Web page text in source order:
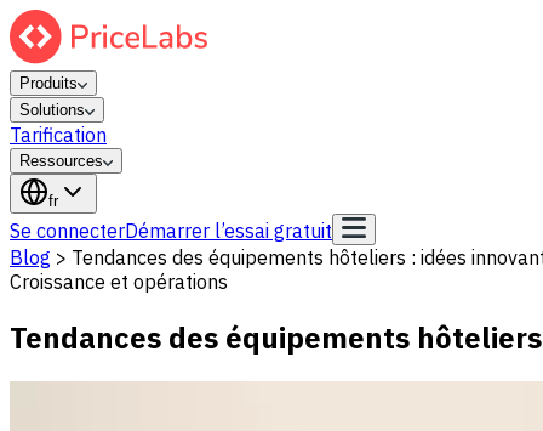
Produits
Solutions
Tarification
Ressources
fr
Se connecterDémarrer l’essai gratuit
Blog > Tendances des équipements hôteliers : idées
Croissance et opérations
Tendances des équipements